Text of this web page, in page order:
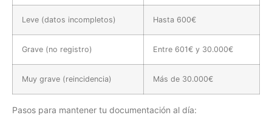
Leve (datos incompletos) Hasta 600€
Grave (no registro) Entre 601€ y 30.000€
Muy grave (reincidencia) Más de 30.000€
Pasos para mantener tu documentación al día: